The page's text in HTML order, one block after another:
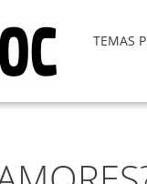
TEMAS